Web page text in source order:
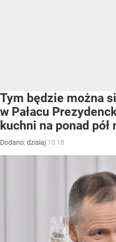
Tym będzie można
w Pałacu
kuchni na ponad pół
Dodano:dzisiaj 10:18